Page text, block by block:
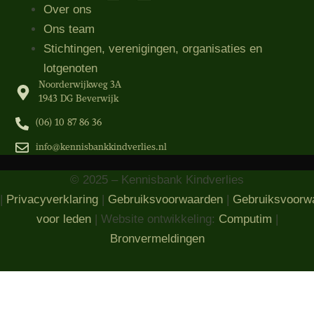
Over ons
Ons team
Stichtingen, verenigingen, organisaties​ en
lotgenoten
Noorderwijkweg 3A
1943 DG Beverwijk
(06) 10 87 86 36‬
info@kennisbankkindverlies.nl
© 2025 – Kennisbank Kindverlies
Privacyverklaring Gebruiksvoorwaarden
voor leden| Website ontwikkeling: Computim
Bronvermeldingen